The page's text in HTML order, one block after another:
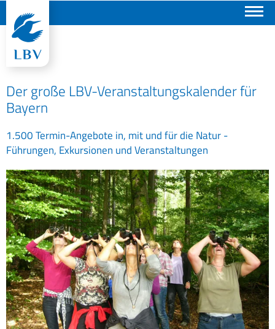
Der große LBV-Veranstaltungskalender für
Bayern
1.500 Termin-Angebote in, mit und für die Natur -
Führungen, Exkursionen und Veranstaltungen